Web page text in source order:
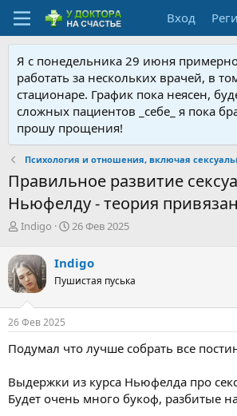
Вход
Я с понедельника 29 июня
работать за нескольких врачей, в
стационаре. График пока неясен,
сложных пациентов _себе_ я пока
прошу прощения!
Психология и отношения, включая
Правильное развитие
Ньюфелду - теория
А
т
о
р
т
е
м
Indigo
Д
а
н
ч
а
26 Фев 2025
Indigo
Пушистая пуська
26 Фев 2025
Подумал что лучше собрать все
Выдержки из курса Ньюфелда про
Будет очень много букоф, разбитые